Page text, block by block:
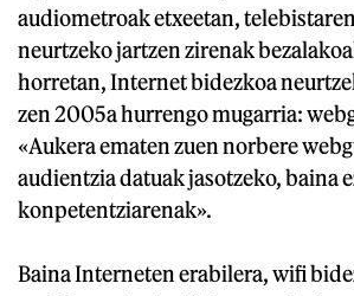
audiometroak etxeetan,
neurtzeko jartzen zirenak
horretan, Internet bidezkoa
zen 2005a hurrengo mugarria:
«Aukera ematen zuen norbere
audientzia datuak jasotzeko, baina
konpetentziarenak».
Baina Interneten erabilera, wifi